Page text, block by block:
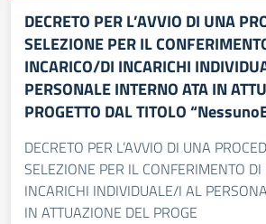
DECRETO PER L’AVVIO DI UNA
SELEZIONE PER IL
INCARICO/DI INCARICHI
PERSONALE INTERNO ATA IN
PROGETTO DAL TITOLO
DECRETO PER L’AVVIO DI UNA
SELEZIONE PER IL CONFERIMENTO
INCARICHI INDIVIDUALE/I AL
IN ATTUAZIONE DEL PROGE